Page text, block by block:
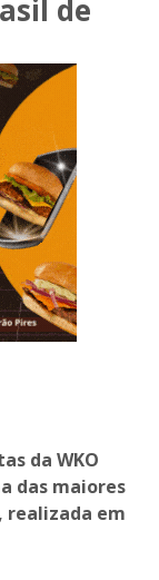
de
da WKO
das maiores
realizada em